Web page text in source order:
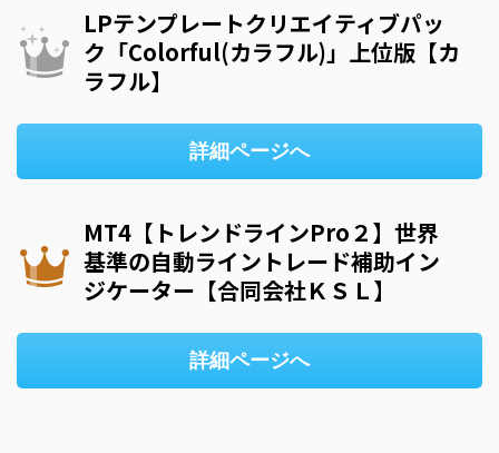
LPテンプレートクリエイティブパッ
ク「Colorful(カラフル)」上位版【カ
ラフル】
詳細ページへ
MT4【トレンドラインPro２】世界
基準の自動ライントレード補助イン
ジケーター【合同会社ＫＳＬ】
詳細ページへ